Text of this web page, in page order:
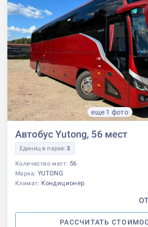
еще 1 фото
Автобус Yutong, 56 мест
Единиц в парке:3
Количество мест: 56
Марка: YUTONG
Климат: Кондиционер
РАССЧИТАТЬ